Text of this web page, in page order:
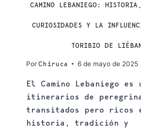
CAMINO LEBANIEGO: HISTORIA,
CURIOSIDADES Y LA
TORIBIO DE
PorChiruca 6 de mayo de 2025
El Camino Lebaniego es
itinerarios de
transitados pero ricos
historia, tradición y